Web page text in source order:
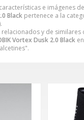
e imágenes de
Black pertenece a la
y de similares
Vortex Dusk 2.0 Black